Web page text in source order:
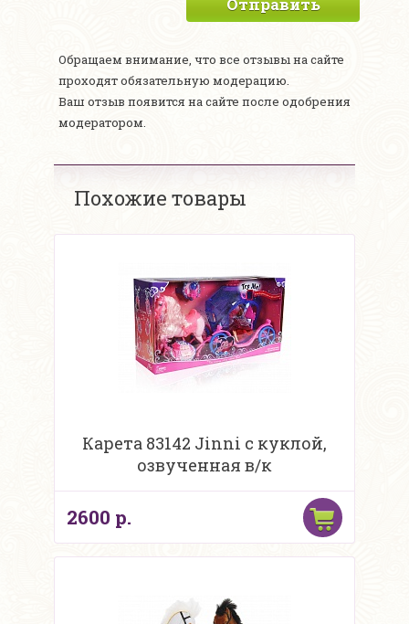
Отправить
Обращаем внимание, что все отзывы на сайте
проходят обязательную модерацию.
Ваш отзыв появится на сайте после одобрения
модератором.
Похожие товары
Карета 83142 Jinni с куклой,
озвученная в/к
2600 р.